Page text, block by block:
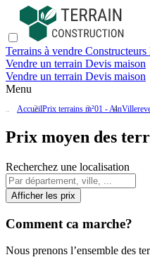
Terrains à vendre Constructeurs
Vendre un terrain Devis maison
Vendre un terrain Devis maison
Menu
AccueilPrix terrains m²01 - Ain
Prix moyen des
Recherchez une localisation
Afficher les prix
Comment ca marche?
Nous prenons l’ensemble des